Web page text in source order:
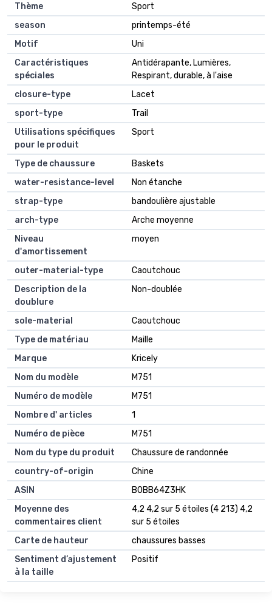
Thème
Sport
season
printemps-été
Motif
Uni
Caractéristiques
spéciales
Antidérapante, Lumières,
Respirant, durable, à l'aise
closure-type
Lacet
sport-type
Trail
Utilisations spécifiques
pour le produit
Sport
Type de chaussure
Baskets
water-resistance-level
Non étanche
strap-type
bandoulière ajustable
arch-type
Arche moyenne
Niveau
d'amortissement
moyen
outer-material-type
Caoutchouc
Description de la
doublure
Non-doublée
sole-material
Caoutchouc
Type de matériau
Maille
Marque
Kricely
Nom du modèle
M751
Numéro de modèle
M751
Nombre d' articles
1
Numéro de pièce
M751
Nom du type du produit
Chaussure de randonnée
country-of-origin
Chine
ASIN
B0BB64Z3HK
Moyenne des
commentaires client
4,2 4,2 sur 5 étoiles (4 213) 4,2
sur 5 étoiles
Carte de hauteur
chaussures basses
Sentiment d’ajustement
à la taille
Positif